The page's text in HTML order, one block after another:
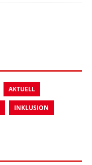
AKTUELL
INKLUSION